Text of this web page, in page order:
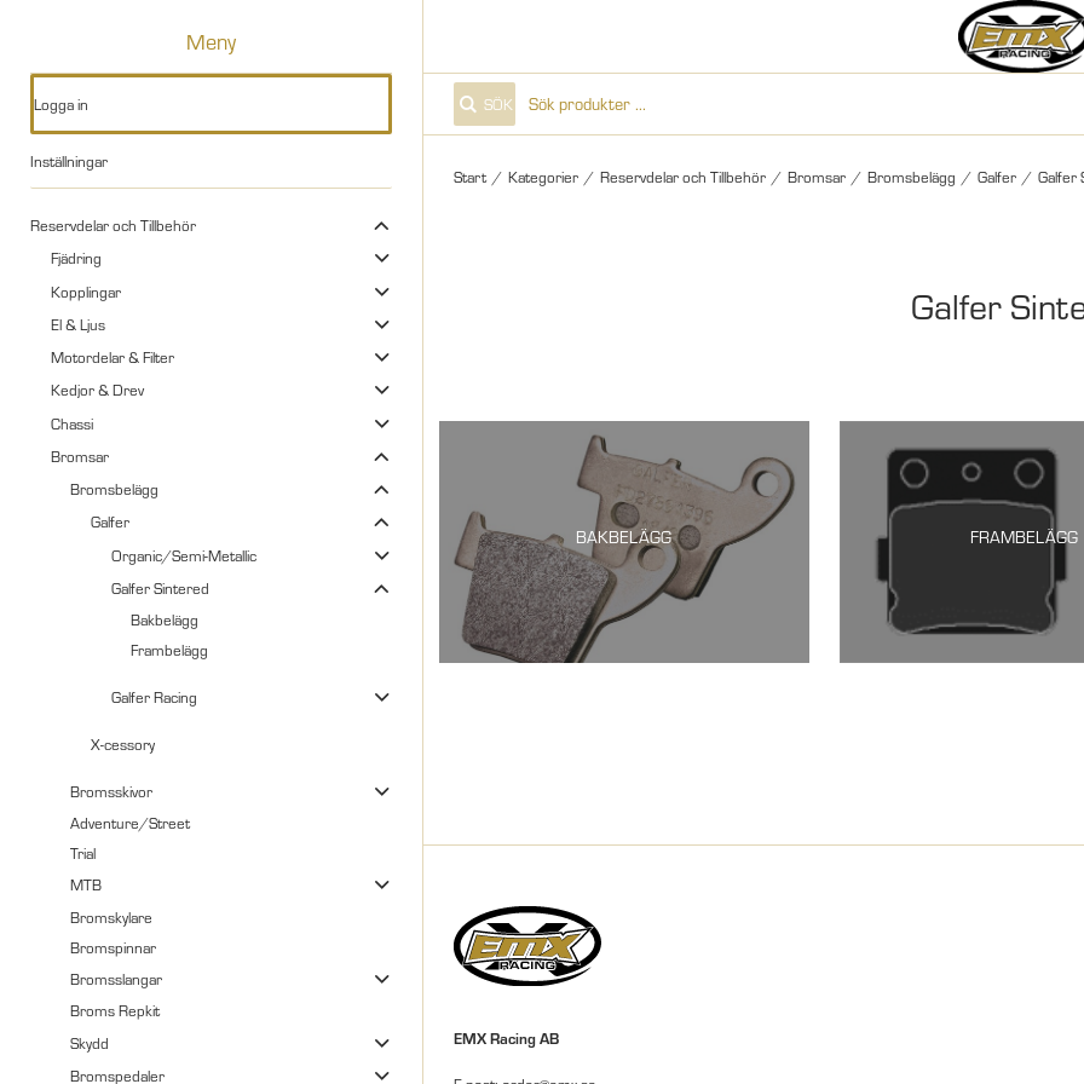
Meny
Logga in
Inställningar
Reservdelar och Tillbehör
Fjädring
Kopplingar
El & Ljus
Motordelar & Filter
Kedjor & Drev
Chassi
Bromsar
Bromsbelägg
Galfer
Organic/Semi-Metallic
Galfer Sintered
Bakbelägg
Frambelägg
Galfer Racing
X-cessory
Bromsskivor
Adventure/Street
Trial
MTB
Bromskylare
Bromspinnar
Bromsslangar
Broms Repkit
Skydd
Bromspedaler
SÖK
Start / Kategorier / Reservdelar och Tillbehör / Bromsar / Bromsbelägg / Galfer / Galfer
Galfer
BAKBELÄGG FRAMBELÄGG
EMX Racing AB